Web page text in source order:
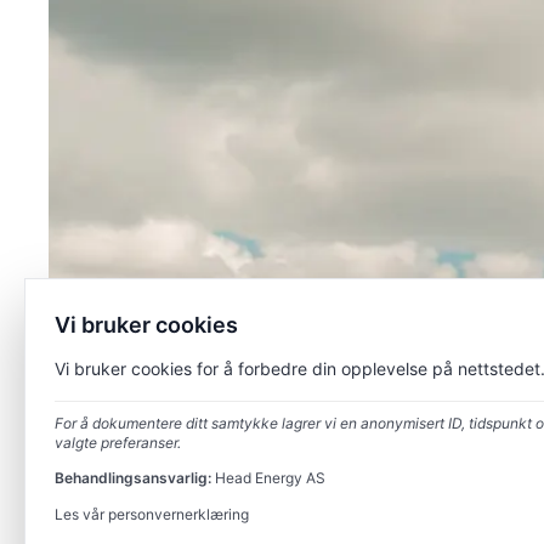
Vi bruker cookies
Vi bruker cookies for å forbedre din opplevelse på nettstedet.
For å dokumentere ditt samtykke lagrer vi en anonymisert ID, tidspunkt
valgte preferanser.
Behandlingsansvarlig: Head Energy AS
Les vår personvernerklæring